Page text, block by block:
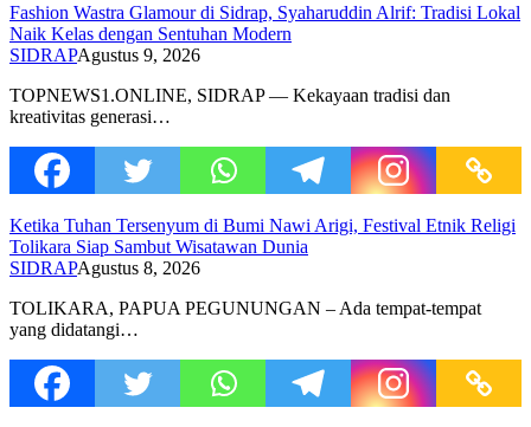
Fashion Wastra Glamour di Sidrap, Syaharuddin Alrif: Tradisi Lokal
Naik Kelas dengan Sentuhan Modern
SIDRAPAgustus 9, 2026
TOPNEWS1.ONLINE, SIDRAP — Kekayaan tradisi dan
kreativitas generasi…
Ketika Tuhan Tersenyum di Bumi Nawi Arigi, Festival Etnik Religi
Tolikara Siap Sambut Wisatawan Dunia
SIDRAPAgustus 8, 2026
TOLIKARA, PAPUA PEGUNUNGAN – Ada tempat-tempat
yang didatangi…